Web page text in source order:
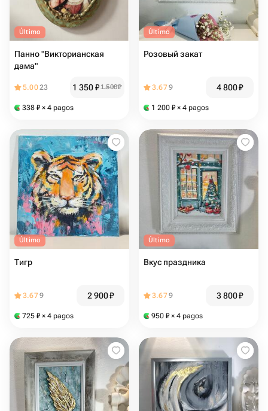
Último
Панно "Викторианская
дама"
5.0023 1 350₽1 500₽
338 ₽ × 4 pagos
Último
Розовый закат
3.679 4 800₽
1 200 ₽ × 4 pagos
Último
Тигр
3.679 2 900₽
725 ₽ × 4 pagos
Último
Вкус праздника
3.679 3 800₽
950 ₽ × 4 pagos